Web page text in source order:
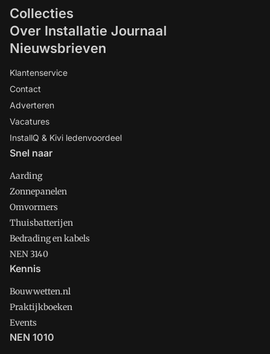
Collecties
Over Installatie Journaal
Nieuwsbrieven
Klantenservice
Contact
Adverteren
Vacatures
InstallQ & Kivi ledenvoordeel
Snel naar
Aarding
Zonnepanelen
Omvormers
Thuisbatterijen
Bedrading en kabels
NEN 3140
Kennis
Bouwwetten.nl
Praktijkboeken
Events
NEN 1010